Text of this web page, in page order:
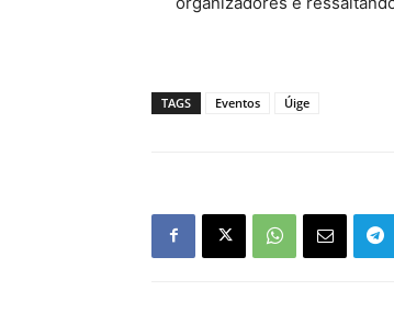
TAGS Eventos Úige